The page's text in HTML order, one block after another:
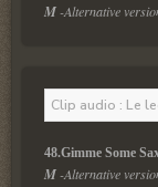
M -Alternative
Clip audio : Le
48.Gimme Some
M -Alternative